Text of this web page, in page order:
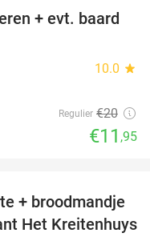
40%
+ evt. baard
10.0 star
Regulier €20
€11 ,95
38%
+ broodmandje
Het Kreitenhuys